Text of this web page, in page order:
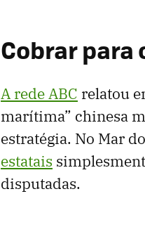
Cobrar para
A rede ABC relatou
marítima” chinesa
estratégia. No Mar
estatais
disputadas.